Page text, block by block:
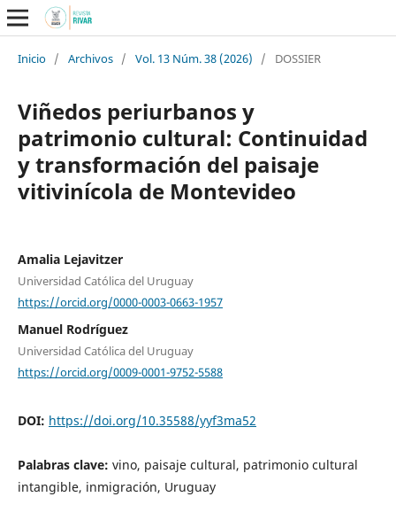
Inicio / Archivos / Vol. 13 Núm. 38 (2026) / DOSSIER
Viñedos periurbanos y
patrimonio cultural: Continuidad
y transformación del paisaje
vitivinícola de Montevideo
Amalia Lejavitzer
Universidad Católica del Uruguay
https://orcid.org/0000-0003-0663-1957
Manuel Rodríguez
Universidad Católica del Uruguay
https://orcid.org/0009-0001-9752-5588
DOI: https://doi.org/10.35588/yyf3ma52
Palabras clave: vino, paisaje cultural, patrimonio cultural
intangible, inmigración, Uruguay